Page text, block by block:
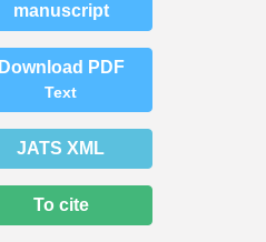
manuscript
Download PDF
Text
JATS XML
To cite